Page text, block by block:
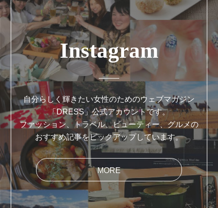
Instagram
自分らしく輝きたい女性のためのウェブマガジン
「DRESS」公式アカウントです。
ファッション、トラベル、ビューティー、グルメの
おすすめ記事をピックアップしています。
MORE